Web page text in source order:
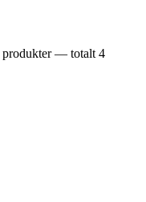
produkter — totalt 4